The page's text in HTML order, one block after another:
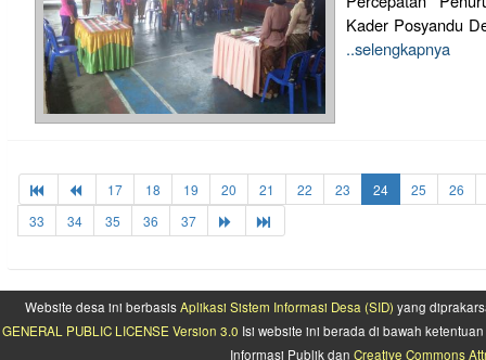
Kader Posyandu
..selengkapnya
17 18 19 20 21 22 23 24 25
26
33
34 35 36 37
Website desa ini berbasisAplikasi Sistem Informasi Desa (SID) yang
GENERAL PUBLIC LICENSE Version 3.0 Isi website ini berada di bawah
Informasi Publik dan Creative Commons